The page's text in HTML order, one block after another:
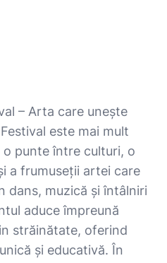
– Arta care unește
este mai mult
punte între culturi, o
a frumuseții artei care
dans, muzică și întâlniri
aduce împreună
străinătate, oferind
și educativă. În